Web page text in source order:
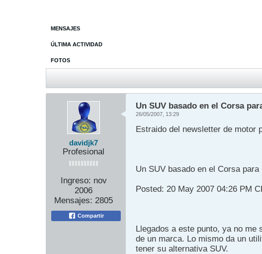
MENSAJES
ÚLTIMA ACTIVIDAD
FOTOS
davidjk7
Profesional
Ingreso: nov
2006
Mensajes: 2805
Compartir
Un SUV basado en el Corsa
26/05/2007, 13:29
Estraido del newsletter de motor
Un SUV basado en el Corsa
Posted: 20 May 2007 04:26 PM
Llegados a este punto, ya no me
de un marca. Lo mismo da un
tener su alternativa SUV.